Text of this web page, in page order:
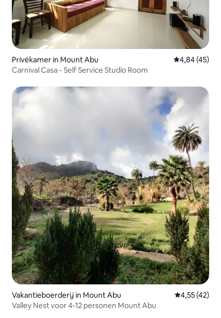
Privékamer in Mount Abu Gemiddelde
4,84 (45)
Carnival Casa - Self Service Studio Room
Vakantieboerderij in Mount Abu Gemiddelde
4,55 (42)
Valley Nest voor 4-12 personen Mount Abu